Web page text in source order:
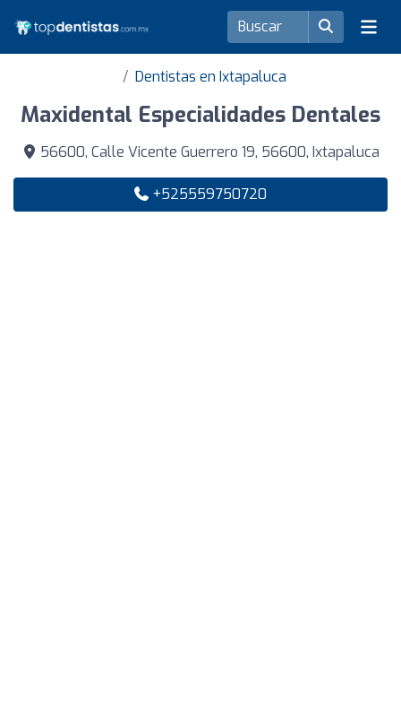
Dentistas en Ixtapaluca
Maxidental Especialidades Dentales
56600, Calle Vicente Guerrero 19, 56600, Ixtapaluca
+525559750720